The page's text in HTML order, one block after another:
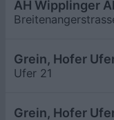
AH Wipplinger
Grein, Hofer
Ufer 21
Grein, Hofer